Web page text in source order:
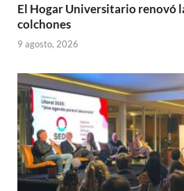
El Hogar Universitario renovó
colchones
9 agosto, 2026